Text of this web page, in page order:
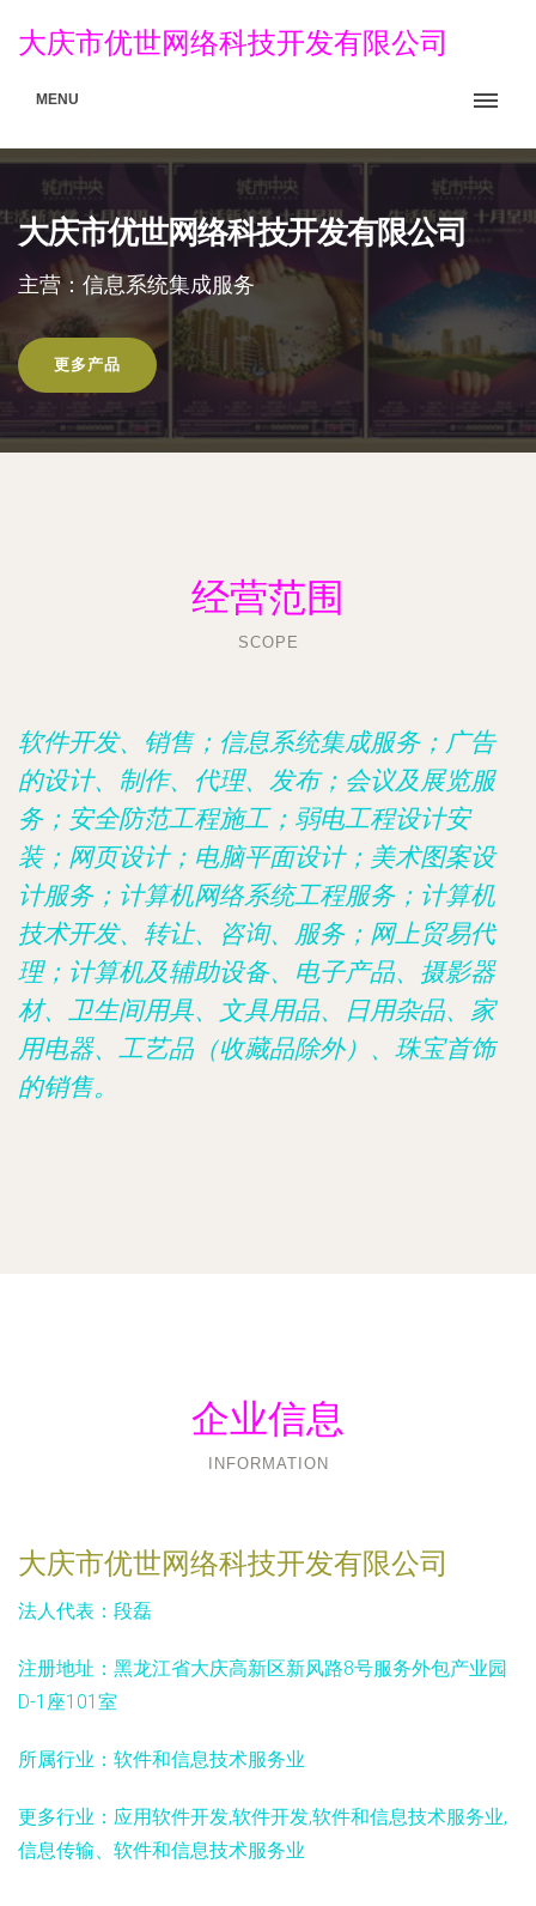
大庆市优世网络科技开发有限公司
MENU
大庆市优世网络科技开发有限公司
主营：信息系统集成服务
更多产品
经营范围
SCOPE
软件开发、销售；信息系统集成服务；广告
的设计、制作、代理、发布；会议及展览服
务；安全防范工程施工；弱电工程设计安
装；网页设计；电脑平面设计；美术图案设
计服务；计算机网络系统工程服务；计算机
技术开发、转让、咨询、服务；网上贸易代
理；计算机及辅助设备、电子产品、摄影器
材、卫生间用具、文具用品、日用杂品、家
用电器、工艺品（收藏品除外）、珠宝首饰
的销售。
企业信息
INFORMATION
大庆市优世网络科技开发有限公司
法人代表： 段磊
注册地址： 黑龙江省大庆高新区新风路8号服务外包产业园
D-1座101室
所属行业： 软件和信息技术服务业
更多行业： 应用软件开发,软件开发,软件和信息技术服务业,
信息传输、软件和信息技术服务业